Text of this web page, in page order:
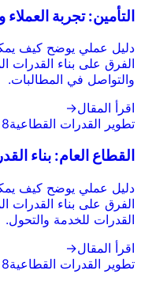
التأمين: تجربة
دليل عملي يوضح كيف
الفرق على بناء القدرات
والتواصل في المطالبات.
اقرأ المقال→
تطوير القدرات القطاعية8 يوليو 2026
القطاع العام: بناء
دليل عملي يوضح كيف
الفرق على بناء القدرات
القدرات للخدمة والتحول.
اقرأ المقال→
تطوير القدرات القطاعية8 يوليو 2026